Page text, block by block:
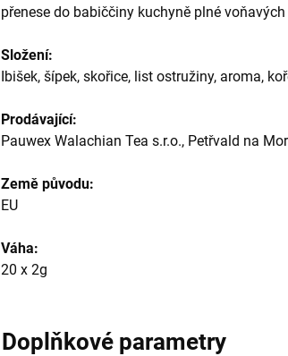
přenese do babiččiny kuchyně plné
Složení:
Ibišek, šípek, skořice, list ostružiny, aroma,
Prodávající:
Pauwex Walachian Tea s.r.o., Petřvald na
Země původu:
EU
Váha:
20 x 2g
Doplňkové parametry